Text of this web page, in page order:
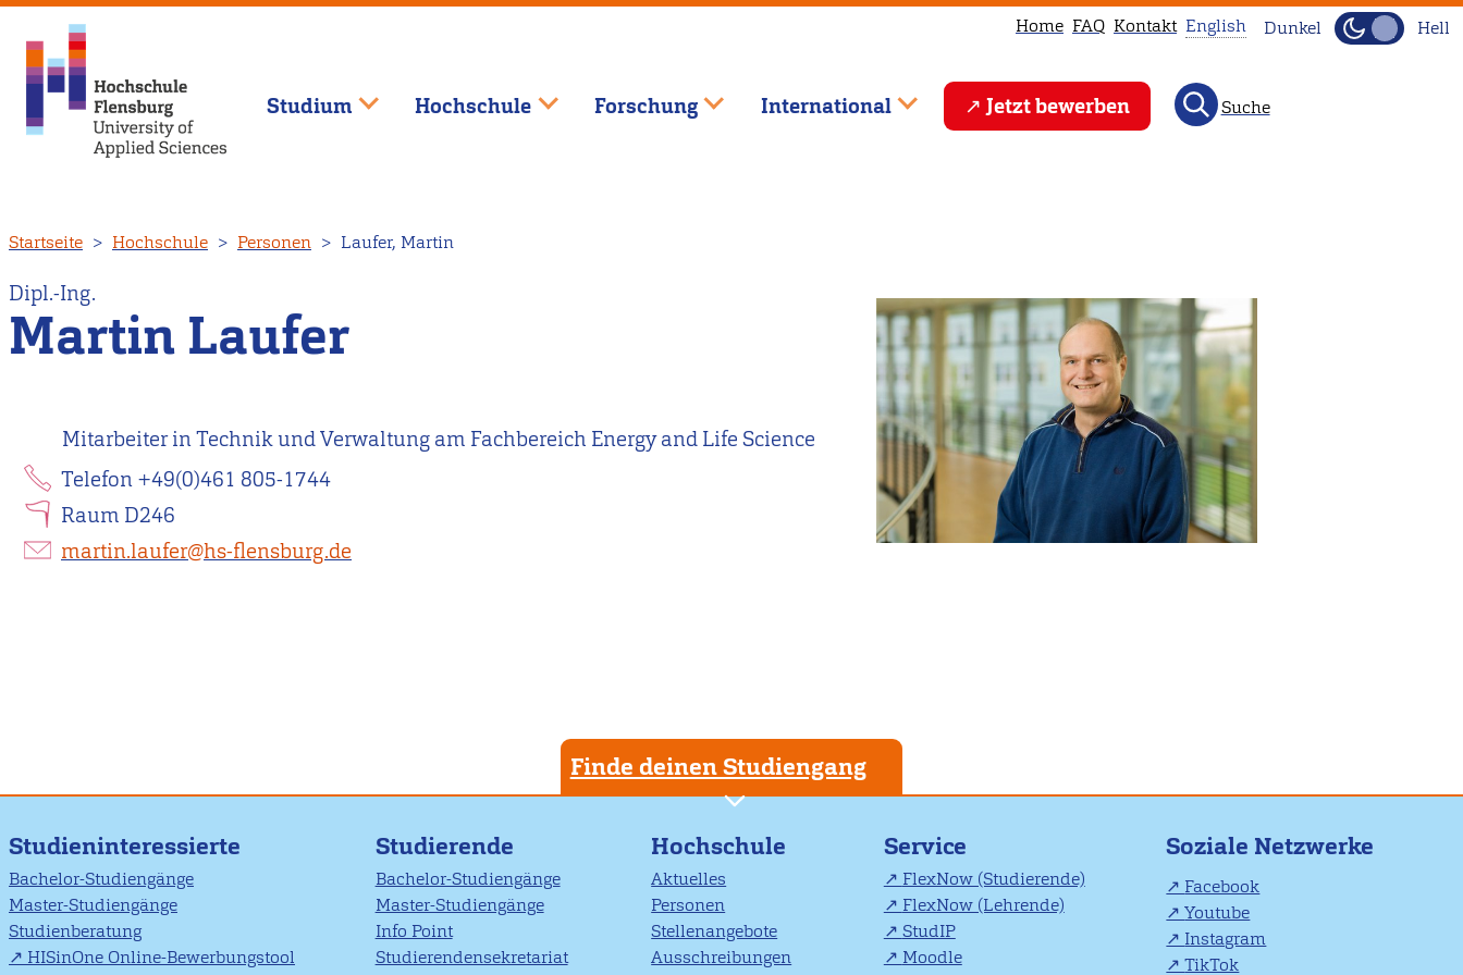
zum
Inhalt
Home FAQ Kontakt
This
page
Head
to
our
English
main
page
instead.
English Dunkel Hell
Studium Hochschule Forschung International Jetzt bewerben Suche
Startseite Hochschule Personen Laufer, Martin
Dipl.-Ing.
Martin Laufer
Mitarbeiter in Technik und Verwaltung am Fachbereich Energy and Life Science
Telefon +49(0)461 805-1744
Raum D246
martin.laufer@hs-flensburg.de
Finde deinen Studiengang
Studieninteressierte
Bachelor-Studiengänge
Master-Studiengänge
Studienberatung
HISinOne Online-Bewerbungstool
Studierende
Bachelor-Studiengänge
Master-Studiengänge
Info Point
Studierendensekretariat
Hochschule
Aktuelles
Personen
Stellenangebote
Ausschreibungen
Service
FlexNow (Studierende)
FlexNow (Lehrende)
StudIP
Moodle
Soziale Netzwerke
Facebook
Youtube
Instagram
TikTok